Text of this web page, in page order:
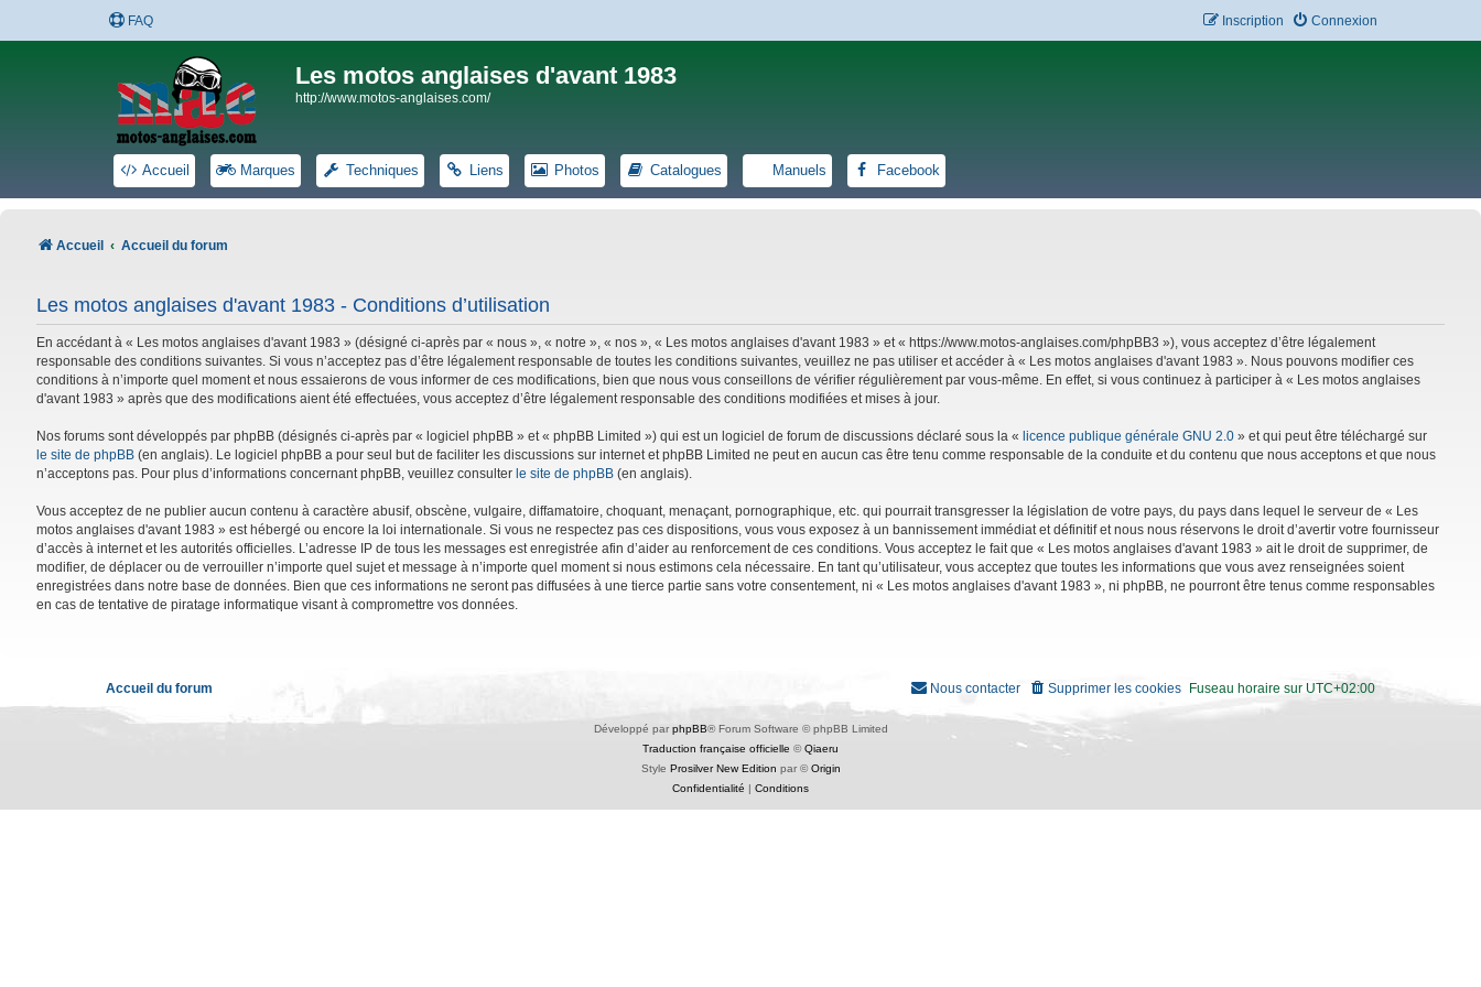
FAQ Connexion
Inscription
Les motos anglaises d'avant 1983
http://www.motos-anglaises.com/
Accueil Marques Techniques Liens Photos Catalogues Manuels Facebook
Accueil Accueil du forum
Les motos anglaises d'avant 1983 - Conditions d’utilisation
En accédant à « Les motos anglaises d'avant 1983 » (désigné ci-après par « nous », « notre », « nos », « Les motos anglaises d'avant 1983 » et « https://www.motos-anglaises.com/phpBB3 »), vous acceptez d’être légalement
responsable des conditions suivantes. Si vous n’acceptez pas d’être légalement responsable de toutes les conditions suivantes, veuillez ne pas utiliser et accéder à « Les motos anglaises d'avant 1983 ». Nous pouvons modifier ces
conditions à n’importe quel moment et nous essaierons de vous informer de ces modifications, bien que nous vous conseillons de vérifier régulièrement par vous-même. En effet, si vous continuez à participer à « Les motos anglaises
d'avant 1983 » après que des modifications aient été effectuées, vous acceptez d’être légalement responsable des conditions modifiées et mises à jour.
Nos forums sont développés par phpBB (désignés ci-après par « logiciel phpBB » et « phpBB Limited ») qui est un logiciel de forum de discussions déclaré sous la « licence publique générale GNU 2.0 » et qui peut être téléchargé sur
le site de phpBB (en anglais). Le logiciel phpBB a pour seul but de faciliter les discussions sur internet et phpBB Limited ne peut en aucun cas être tenu comme responsable de la conduite et du contenu que nous acceptons et que nous
n’acceptons pas. Pour plus d’informations concernant phpBB, veuillez consulter le site de phpBB (en anglais).
Vous acceptez de ne publier aucun contenu à caractère abusif, obscène, vulgaire, diffamatoire, choquant, menaçant, pornographique, etc. qui pourrait transgresser la législation de votre pays, du pays dans lequel le serveur de « Les
motos anglaises d'avant 1983 » est hébergé ou encore la loi internationale. Si vous ne respectez pas ces dispositions, vous vous exposez à un bannissement immédiat et définitif et nous nous réservons le droit d’avertir votre fournisseur
d’accès à internet et les autorités officielles. L’adresse IP de tous les messages est enregistrée afin d’aider au renforcement de ces conditions. Vous acceptez le fait que « Les motos anglaises d'avant 1983 » ait le droit de supprimer, de
modifier, de déplacer ou de verrouiller n’importe quel sujet et message à n’importe quel moment si nous estimons cela nécessaire. En tant qu’utilisateur, vous acceptez que toutes les informations que vous avez renseignées soient
enregistrées dans notre base de données. Bien que ces informations ne seront pas diffusées à une tierce partie sans votre consentement, ni « Les motos anglaises d'avant 1983 », ni phpBB, ne pourront être tenus comme responsables
en cas de tentative de piratage informatique visant à compromettre vos données.
Accueil du forum Fuseau horaire sur UTC+02:00
Supprimer les cookies
Nous contacter
Développé par phpBB® Forum Software © phpBB Limited
Traduction française officielle ©Qiaeru
Style Prosilver New Edition par ©Origin
Confidentialité
Conditions